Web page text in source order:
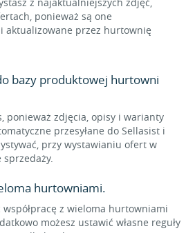
ponieważ są one
aktualizowane przez hurtownię
bazy produktowej hurtowni
ponieważ zdjęcia, opisy i warianty
przesyłane do Sellasist i
przy wystawianiu ofert w
hurtowniami.
współpracę z wieloma hurtowniami
możesz ustawić własne reguły